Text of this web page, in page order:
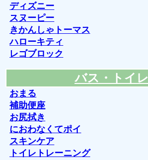
ディズニー
スヌーピー
きかんしゃトーマス
ハローキティ
レゴブロック
バス・トイレ
おまる
補助便座
お尻拭き
におわなくてポイ
スキンケア
トイレトレーニング